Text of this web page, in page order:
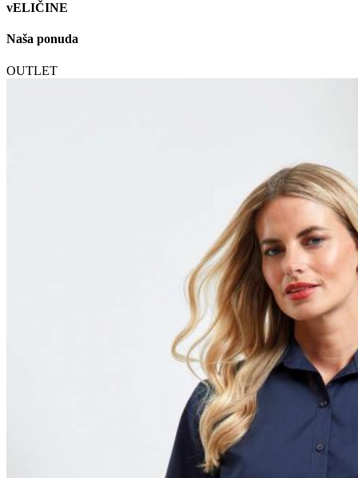
vELIČINE
Naša ponuda
OUTLET